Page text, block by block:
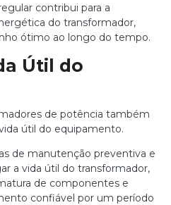
contribui para a
do transformador,
ótimo ao longo do tempo.
Útil do
de potência também
útil do equipamento.
de manutenção preventiva e
a vida útil do transformador,
de componentes e
confiável por um período